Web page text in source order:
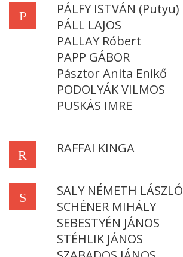
P
PÁLFY ISTVÁN (Putyu)
PÁLL LAJOS
PALLAY Róbert
PAPP GÁBOR
Pásztor Anita Enikő
PODOLYÁK VILMOS
PUSKÁS IMRE
R RAFFAI KINGA
S
SALY NÉMETH LÁSZLÓ
SCHÉNER MIHÁLY
SEBESTYÉN JÁNOS
STÉHLIK JÁNOS